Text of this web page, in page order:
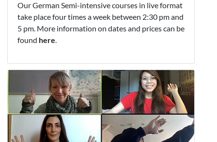
Our German Semi-intensive courses in live format
take place four times a week between 2:30 pm and
5 pm. More information on dates and prices can be
found here.